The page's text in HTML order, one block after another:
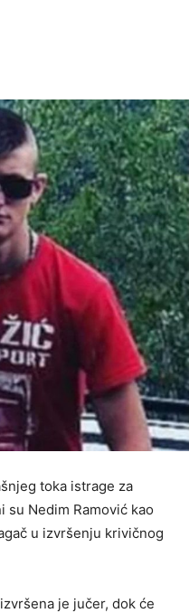
toka istrage za
su Nedim Ramović kao
u izvršenju krivičnog
je jučer, dok će